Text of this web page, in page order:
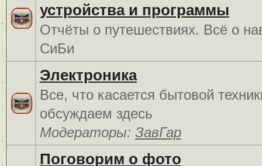
устройства и программы
Отчёты о путешествиях. Всё о
СиБи
Электроника
Все, что касается бытовой
обсуждаем здесь
Модераторы: ЗавГар
Поговорим о фото